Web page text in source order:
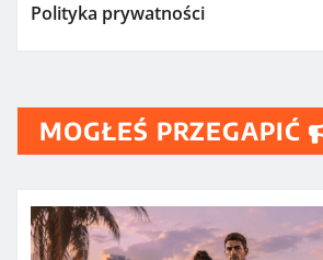
Polityka prywatności
MOGŁEŚ PRZEGAPIĆ